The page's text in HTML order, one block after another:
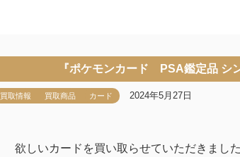
『ポケモンカード PSA鑑定品 シ
買取情報 買取商品 カード 2024年5月27日
欲しいカードを買い取らせていただきまし